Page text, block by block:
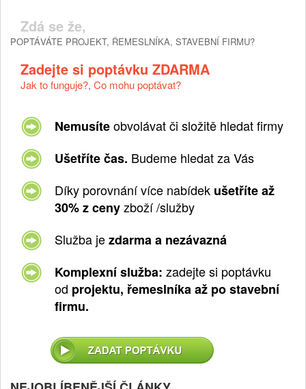
Zdá se že,
POPTÁVÁTE PROJEKT, ŘEMESLNÍKA, STAVEBNÍ FIRMU?
Zadejte si poptávku ZDARMA
Jak to funguje?, Co mohu poptávat?
Nemusíteobvolávat či složitě hledat firmy
Ušetříte čas. Budeme hledat za Vás
Díky porovnání více nabídek ušetříte až
30% z cenyzboží /služby
Služba jezdarma a nezávazná
Komplexní služba: zadejte si poptávku
od projektu, řemeslníka až po stavební
firmu.